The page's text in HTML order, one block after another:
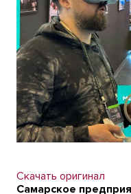
Скачать оригинал
Самарское